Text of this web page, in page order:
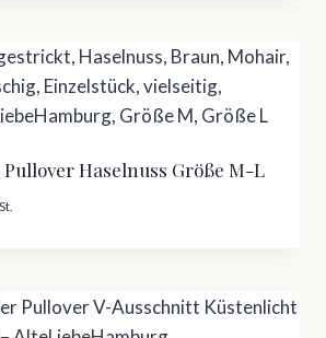
Haselnuss Größe M-L